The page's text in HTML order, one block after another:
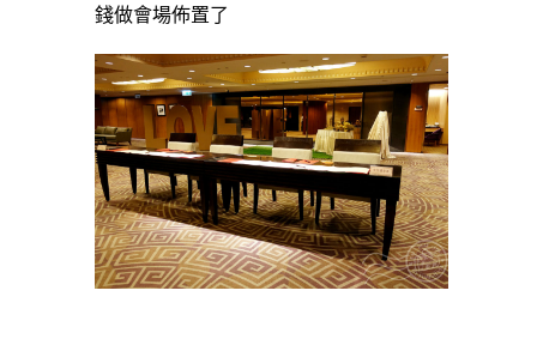
錢做會場佈置了